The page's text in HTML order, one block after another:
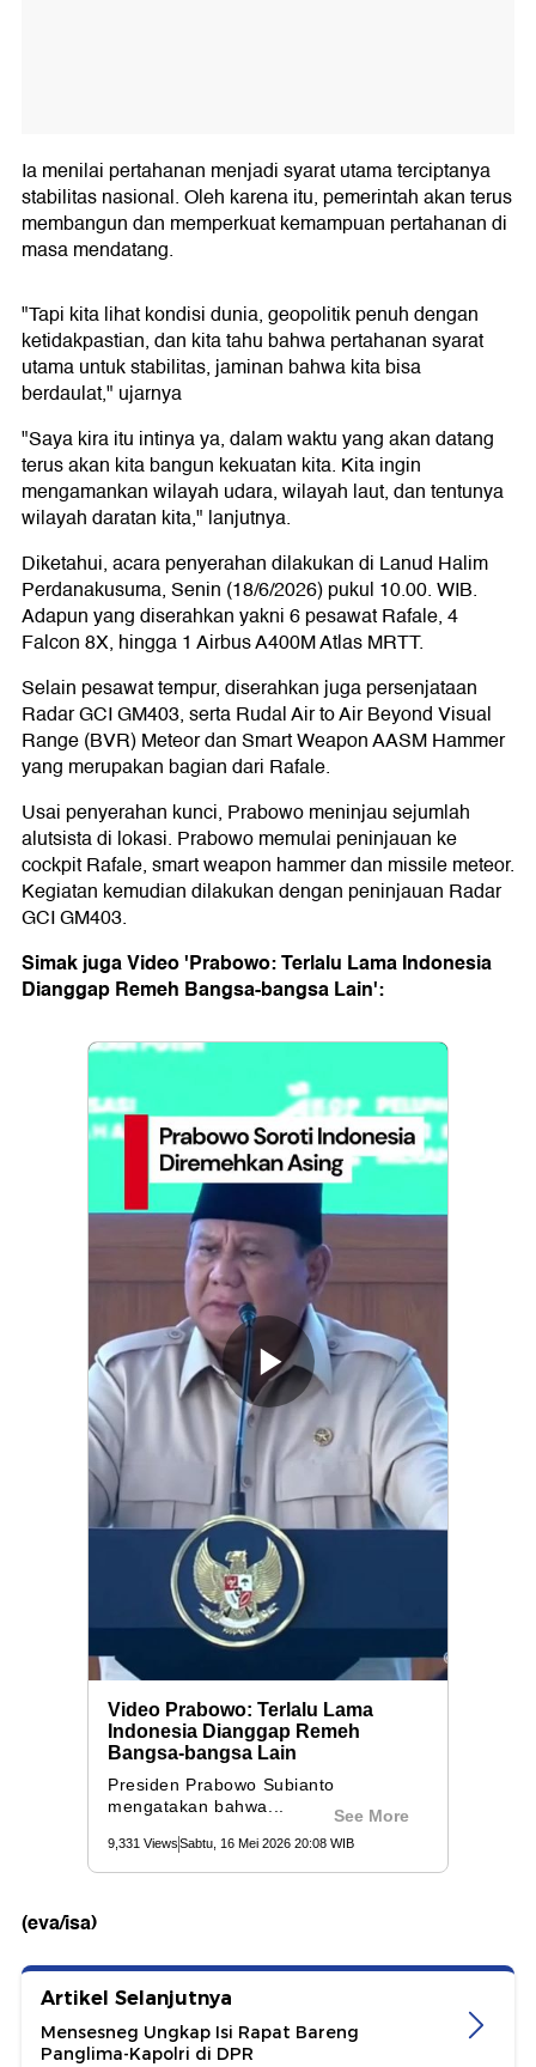
Ia menilai pertahanan menjadi syarat utama terciptanya
stabilitas nasional. Oleh karena itu, pemerintah akan terus
membangun dan memperkuat kemampuan pertahanan di
masa mendatang.
"Tapi kita lihat kondisi dunia, geopolitik penuh dengan
ketidakpastian, dan kita tahu bahwa pertahanan syarat
utama untuk stabilitas, jaminan bahwa kita bisa
berdaulat," ujarnya
"Saya kira itu intinya ya, dalam waktu yang akan datang
terus akan kita bangun kekuatan kita. Kita ingin
mengamankan wilayah udara, wilayah laut, dan tentunya
wilayah daratan kita," lanjutnya.
Diketahui, acara penyerahan dilakukan di Lanud Halim
Perdanakusuma, Senin (18/6/2026) pukul 10.00. WIB.
Adapun yang diserahkan yakni 6 pesawat Rafale, 4
Falcon 8X, hingga 1 Airbus A400M Atlas MRTT.
Selain pesawat tempur, diserahkan juga persenjataan
Radar GCI GM403, serta Rudal Air to Air Beyond Visual
Range (BVR) Meteor dan Smart Weapon AASM Hammer
yang merupakan bagian dari Rafale.
Usai penyerahan kunci, Prabowo meninjau sejumlah
alutsista di lokasi. Prabowo memulai peninjauan ke
cockpit Rafale, smart weapon hammer dan missile meteor.
Kegiatan kemudian dilakukan dengan peninjauan Radar
GCI GM403.
Simak juga Video 'Prabowo: Terlalu Lama Indonesia
Dianggap Remeh Bangsa-bangsa Lain':
(eva/isa)
Artikel Selanjutnya
Mensesneg Ungkap Isi Rapat Bareng
Panglima-Kapolri di DPR